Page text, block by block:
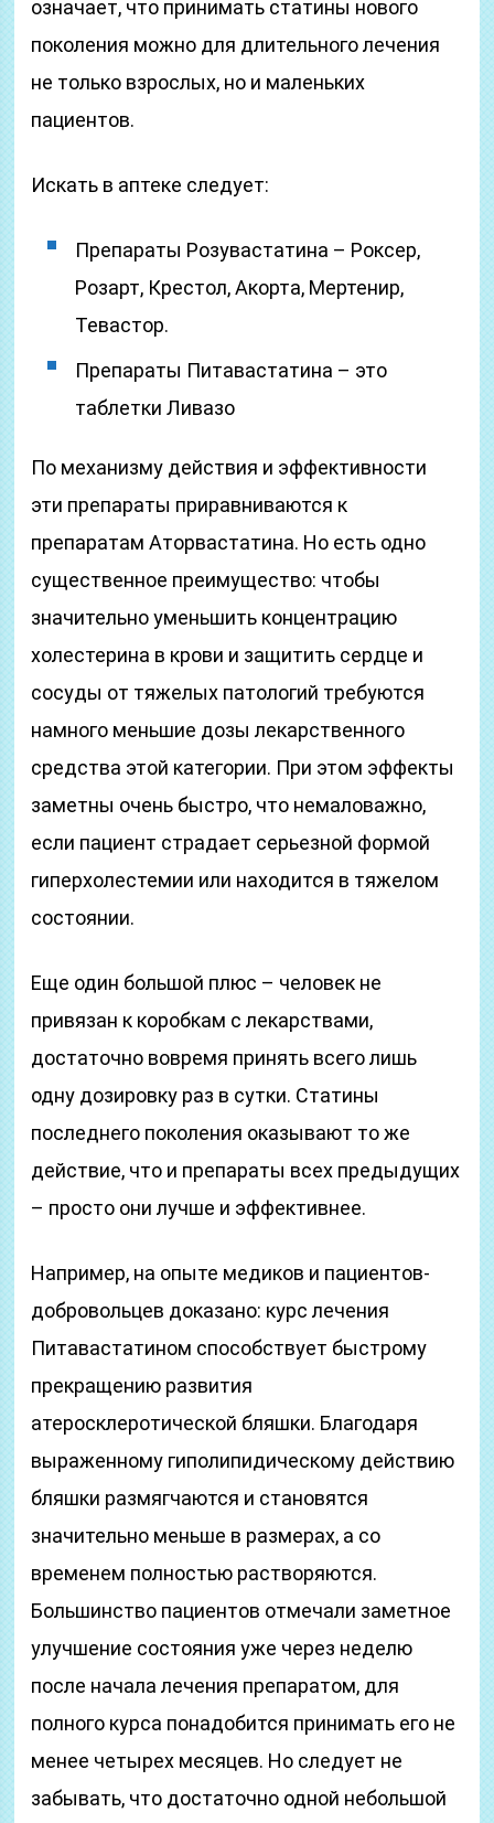
означает, что принимать статины нового
поколения можно для длительного лечения
не только взрослых, но и маленьких
пациентов.
Искать в аптеке следует:
Препараты Розувастатина – Роксер,
Розарт, Крестол, Акорта, Мертенир,
Тевастор.
Препараты Питавастатина – это
таблетки Ливазо
По механизму действия и эффективности
эти препараты приравниваются к
препаратам Аторвастатина. Но есть одно
существенное преимущество: чтобы
значительно уменьшить концентрацию
холестерина в крови и защитить сердце и
сосуды от тяжелых патологий требуются
намного меньшие дозы лекарственного
средства этой категории. При этом эффекты
заметны очень быстро, что немаловажно,
если пациент страдает серьезной формой
гиперхолестемии или находится в тяжелом
состоянии.
Еще один большой плюс – человек не
привязан к коробкам с лекарствами,
достаточно вовремя принять всего лишь
одну дозировку раз в сутки. Статины
последнего поколения оказывают то же
действие, что и препараты всех предыдущих
– просто они лучше и эффективнее.
Например, на опыте медиков и пациентов-
добровольцев доказано: курс лечения
Питавастатином способствует быстрому
прекращению развития
атеросклеротической бляшки. Благодаря
выраженному гиполипидическому действию
бляшки размягчаются и становятся
значительно меньше в размерах, а со
временем полностью растворяются.
Большинство пациентов отмечали заметное
улучшение состояния уже через неделю
после начала лечения препаратом, для
полного курса понадобится принимать его не
менее четырех месяцев. Но следует не
забывать, что достаточно одной небольшой